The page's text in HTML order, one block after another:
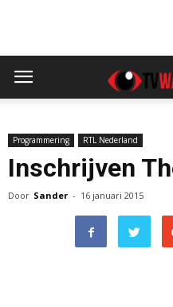
Programmering RTL Nederland
Inschrijven
Door Sander - 16 januari 2015